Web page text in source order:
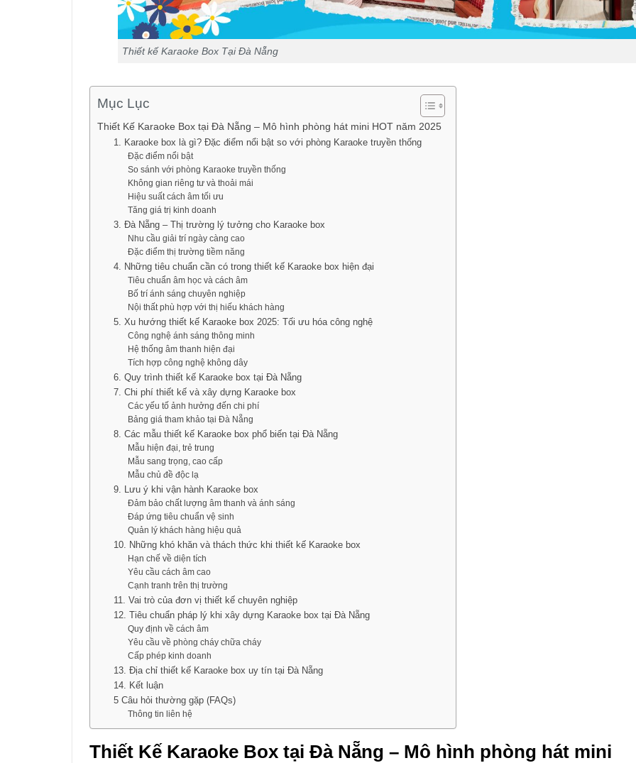
Thiết kế Karaoke Box Tại Đà Nẵng
Mục Lục
Thiết Kế Karaoke Box tại Đà Nẵng – Mô hình phòng hát mini HOT năm 2025
1. Karaoke box là gì? Đặc điểm nổi bật so với phòng Karaoke truyền thống
Đặc điểm nổi bật
So sánh với phòng Karaoke truyền thống
Không gian riêng tư và thoải mái
Hiệu suất cách âm tối ưu
Tăng giá trị kinh doanh
3. Đà Nẵng – Thị trường lý tưởng cho Karaoke box
Nhu cầu giải trí ngày càng cao
Đặc điểm thị trường tiềm năng
4. Những tiêu chuẩn cần có trong thiết kế Karaoke box hiện đại
Tiêu chuẩn âm học và cách âm
Bố trí ánh sáng chuyên nghiệp
Nội thất phù hợp với thị hiếu khách hàng
5. Xu hướng thiết kế Karaoke box 2025: Tối ưu hóa công nghệ
Công nghệ ánh sáng thông minh
Hệ thống âm thanh hiện đại
Tích hợp công nghệ không dây
6. Quy trình thiết kế Karaoke box tại Đà Nẵng
7. Chi phí thiết kế và xây dựng Karaoke box
Các yếu tố ảnh hưởng đến chi phí
Bảng giá tham khảo tại Đà Nẵng
8. Các mẫu thiết kế Karaoke box phổ biến tại Đà Nẵng
Mẫu hiện đại, trẻ trung
Mẫu sang trọng, cao cấp
Mẫu chủ đề độc lạ
9. Lưu ý khi vận hành Karaoke box
Đảm bảo chất lượng âm thanh và ánh sáng
Đáp ứng tiêu chuẩn vệ sinh
Quản lý khách hàng hiệu quả
10. Những khó khăn và thách thức khi thiết kế Karaoke box
Hạn chế về diện tích
Yêu cầu cách âm cao
Cạnh tranh trên thị trường
11. Vai trò của đơn vị thiết kế chuyên nghiệp
12. Tiêu chuẩn pháp lý khi xây dựng Karaoke box tại Đà Nẵng
Quy định về cách âm
Yêu cầu về phòng cháy chữa cháy
Cấp phép kinh doanh
13. Địa chỉ thiết kế Karaoke box uy tín tại Đà Nẵng
14. Kết luận
5 Câu hỏi thường gặp (FAQs)
Thông tin liên hệ
Thiết Kế Karaoke Box tại Đà Nẵng – Mô hình phòng hát mini